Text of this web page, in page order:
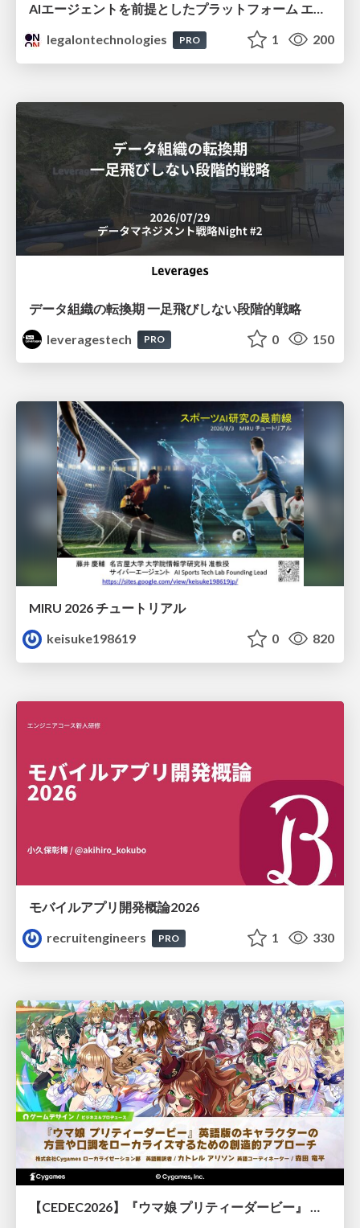
AIエージェントを前提としたプラットフォーム エンジニアリング：GKEで作るAgent-Ready Golden Path
legalontechnologies
PRO 1 200
データ組織の転換期 一足飛びしない段階的戦略
leveragestech
PRO 0 150
MIRU 2026 チュートリアル
keisuke198619
0 820
モバイルアプリ開発概論2026
recruitengineers
PRO 1 330